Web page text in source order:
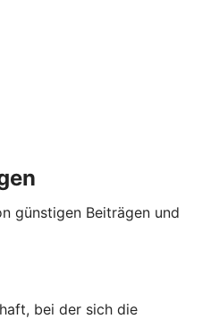
günstigen Beiträgen und
bei der sich die